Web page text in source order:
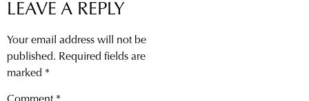
LEAVE A REPLY
Your email address will not be
published. Required fields are
marked *